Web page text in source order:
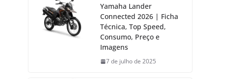
Yamaha Lander
Connected 2026 | Ficha
Técnica, Top Speed,
Consumo, Preço e
Imagens
7 de julho de 2025